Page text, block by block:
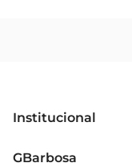
bom prato
excelente fonte
Institucional
GBarbosa